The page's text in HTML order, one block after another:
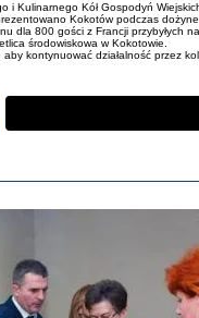
i Kulinarnego Kół Gospodyń
Kokotów podczas
dla 800 gości z Francji przybyłych
środowiskowa w Kokotowie.
kontynuować działalność przez